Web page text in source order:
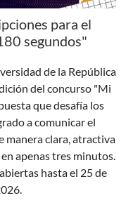
para el
segundos"
de la República
del concurso "Mi
que desafía los
a comunicar el
manera clara, atractiva
apenas tres minutos.
hasta el 25 de